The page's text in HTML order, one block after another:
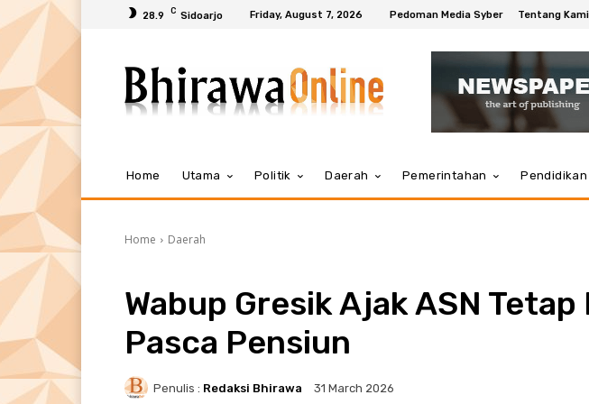
28.9 C Sidoarjo Friday, August 7, 2026 Pedoman Media Syber Tentang Kami
Home Utama Politik Daerah Pemerintahan Pendidikan
Home Daerah
Wabup Gresik Ajak ASN
Pasca Pensiun
Penulis : Redaksi Bhirawa 31 March 2026